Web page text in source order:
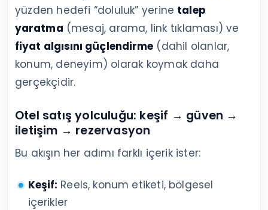
yüzden hedefi “doluluk” yerine talep
yaratma (mesaj, arama, link tıklaması) ve
fiyat algısını güçlendirme (dahil olanlar,
konum, deneyim) olarak koymak daha
gerçekçidir.
Otel satış yolculuğu: keşif → güven →
iletişim → rezervasyon
Bu akışın her adımı farklı içerik ister:
Keşif: Reels, konum etiketi, bölgesel
içerikler